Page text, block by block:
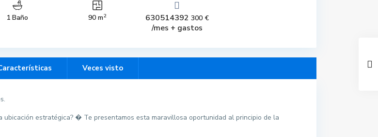
1 Baño 90 m2 630514392 300 €
/mes + gastos
Veces visto
ubicación estratégica? � Te presentamos esta maravillosa oportunidad al principio de la